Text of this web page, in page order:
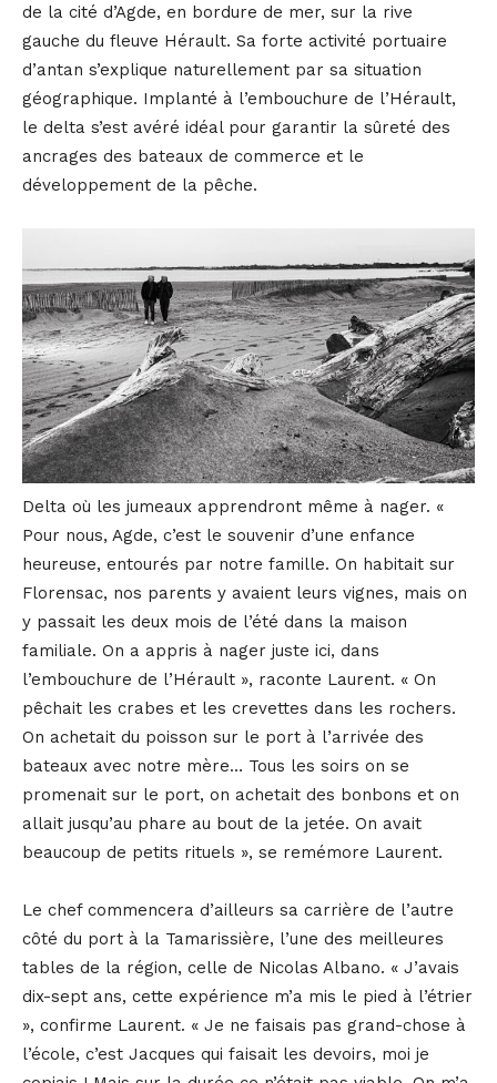
de la cité d’Agde, en bordure de mer, sur la rive
gauche du fleuve Hérault. Sa forte activité portuaire
d’antan s’explique naturellement par sa situation
géographique. Implanté à l’embouchure de l’Hérault,
le delta s’est avéré idéal pour garantir la sûreté des
ancrages des bateaux de commerce et le
développement de la pêche.
Delta où les jumeaux apprendront même à nager. «
Pour nous, Agde, c’est le souvenir d’une enfance
heureuse, entourés par notre famille. On habitait sur
Florensac, nos parents y avaient leurs vignes, mais on
y passait les deux mois de l’été dans la maison
familiale. On a appris à nager juste ici, dans
l’embouchure de l’Hérault », raconte Laurent. « On
pêchait les crabes et les crevettes dans les rochers.
On achetait du poisson sur le port à l’arrivée des
bateaux avec notre mère… Tous les soirs on se
promenait sur le port, on achetait des bonbons et on
allait jusqu’au phare au bout de la jetée. On avait
beaucoup de petits rituels », se remémore Laurent.
Le chef commencera d’ailleurs sa carrière de l’autre
côté du port à la Tamarissière, l’une des meilleures
tables de la région, celle de Nicolas Albano. « J’avais
dix-sept ans, cette expérience m’a mis le pied à l’étrier
», confirme Laurent. « Je ne faisais pas grand-chose à
l’école, c’est Jacques qui faisait les devoirs, moi je